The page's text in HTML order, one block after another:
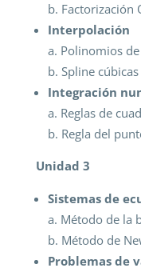
b. Factorización
Interpolación
a. Polinomios
b. Spline cúbicas
Integración
a. Reglas de
b. Regla del
Unidad 3
Sistemas de
a. Método de la
b. Método de
Problemas de